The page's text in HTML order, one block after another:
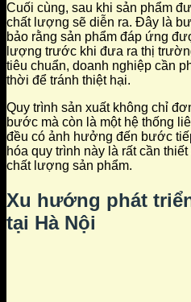
Cuối cùng, sau khi sản phẩm
chất lượng sẽ diễn ra. Đây là
bảo rằng sản phẩm đáp ứng
lượng trước khi đưa ra thị
tiêu chuẩn, doanh nghiệp cần
thời để tránh thiệt hại.
Quy trình sản xuất không chỉ
bước mà còn là một hệ thống
đều có ảnh hưởng đến bước
hóa quy trình này là rất cần
chất lượng sản phẩm.
Xu hướng phát
tại Hà Nội